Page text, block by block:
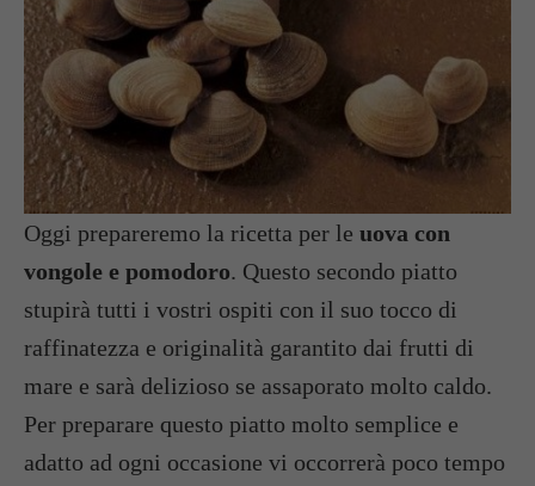
Oggi prepareremo la ricetta per le uova con
vongole e pomodoro. Questo secondo piatto
stupirà tutti i vostri ospiti con il suo tocco di
raffinatezza e originalità garantito dai frutti di
mare e sarà delizioso se assaporato molto caldo.
Per preparare questo piatto molto semplice e
adatto ad ogni occasione vi occorrerà poco tempo